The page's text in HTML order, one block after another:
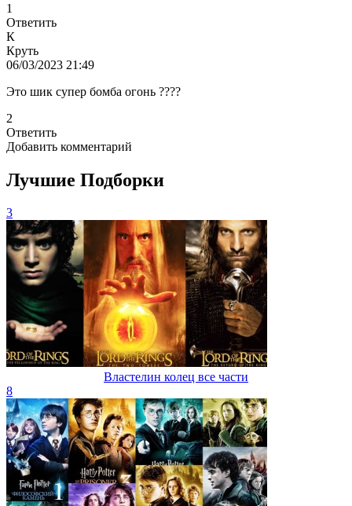
1
Ответить
К
Круть
06/03/2023 21:49
Это шик супер бомба огонь ????
2
Ответить
Добавить комментарий
Лучшие Подборки
3
Властелин колец все части
8